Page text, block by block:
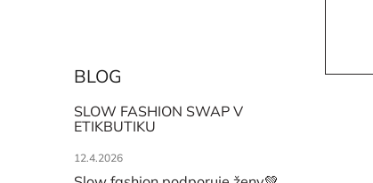
BLOG
SLOW FASHION SWAP V
ETIKBUTIKU
12.4.2026